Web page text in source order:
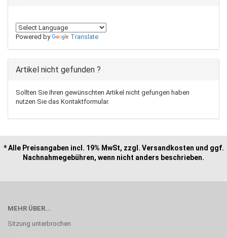
Powered by Translate
Artikel nicht gefunden ?
Sollten Sie Ihren gewünschten Artikel nicht gefungen haben
nutzen Sie das Kontaktformular.
* Alle Preisangaben incl. 19% MwSt, zzgl. Versandkosten und ggf.
Nachnahmegebühren, wenn nicht anders beschrieben.
MEHR ÜBER...
Sitzung unterbrochen